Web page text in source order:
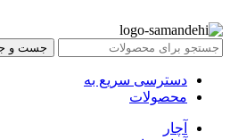
جست و
دسترسی سریع به
محصولات
آچار